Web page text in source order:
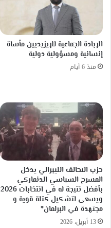
الإبادة الجماعية للإيزيديين مأساة
إنسانية ومسؤولية دولية
منذ 6 أيام
حزب التحالف الليبرالي يدخل
المسرح السياسي الدنماركي
بأفضل نتيجة له في انتخابات 2026
ويسعى لتشكيل كتلة قوية و
مجتهدة في البرلمان*
13 أبريل، 2026